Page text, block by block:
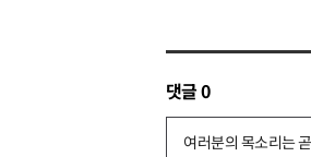
댓글0
댓